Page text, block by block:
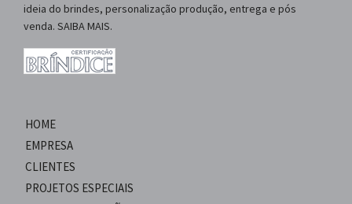
ideia do brindes, personalização produção, entrega e pós
venda. SAIBA MAIS.
HOME
EMPRESA
CLIENTES
PROJETOS ESPECIAIS